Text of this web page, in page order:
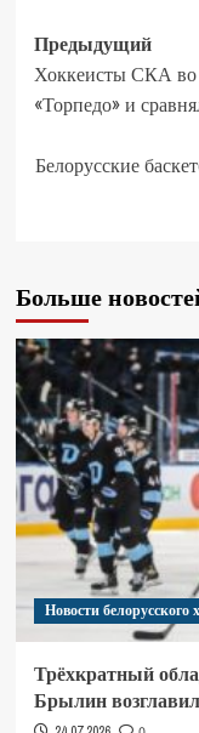
Предыдущий
Хоккеисты СКА во
«Торпедо» и
Белорусские
Больше
Новости белорусского
Трёхкратный
Брылин